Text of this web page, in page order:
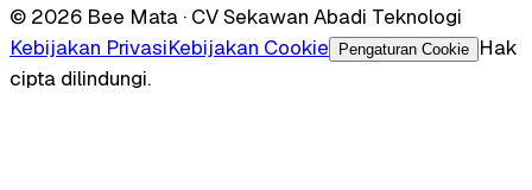
© 2026 Bee Mata · CV Sekawan Abadi Teknologi
Kebijakan PrivasiKebijakan Cookie Pengaturan Cookie
Hak
cipta dilindungi.